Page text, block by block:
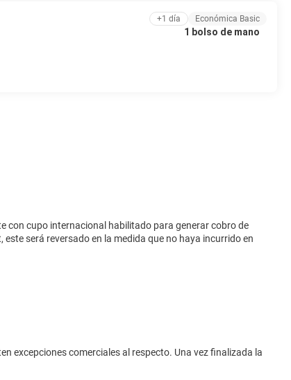
+1 día Económica Basic
1 bolso de mano
con cupo internacional habilitado para generar cobro de
será reversado en la medida que no haya incurrido en
excepciones comerciales al respecto. Una vez finalizada la